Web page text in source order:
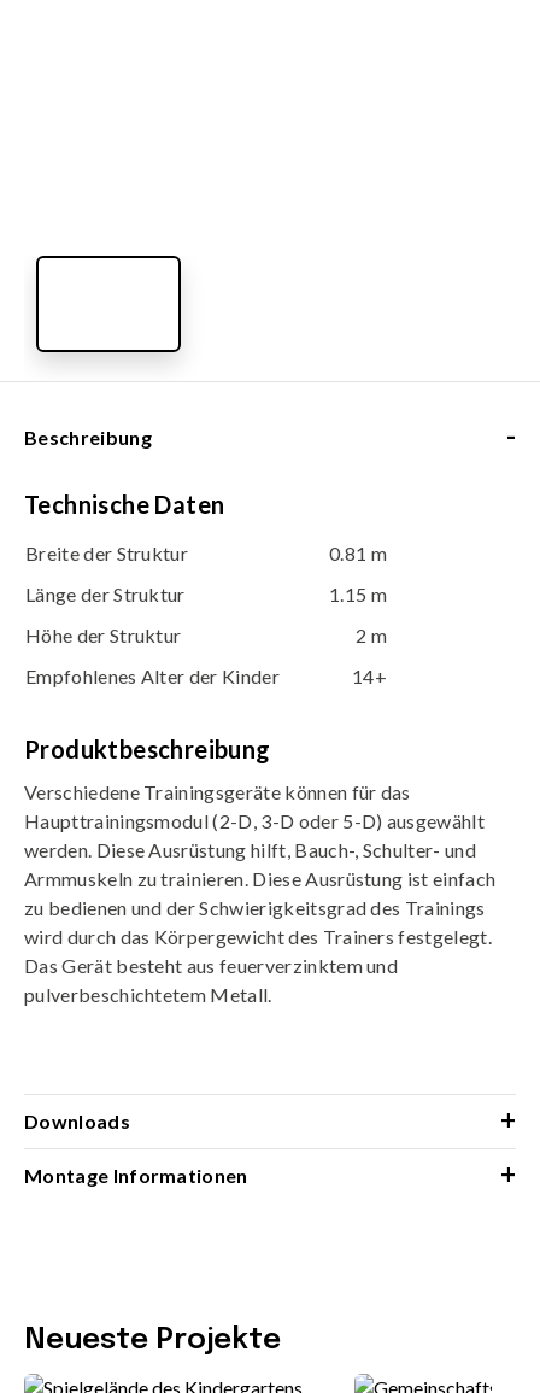
Beschreibung -
Technische Daten
Breite der Struktur
0.81 m
Länge der Struktur
1.15 m
Höhe der Struktur
2 m
Empfohlenes Alter der Kinder
14+
Produktbeschreibung
Verschiedene Trainingsgeräte können für das
Haupttrainingsmodul (2-D, 3-D oder 5-D) ausgewählt
werden. Diese Ausrüstung hilft, Bauch-, Schulter- und
Armmuskeln zu trainieren. Diese Ausrüstung ist einfach
zu bedienen und der Schwierigkeitsgrad des Trainings
wird durch das Körpergewicht des Trainers festgelegt.
Das Gerät besteht aus feuerverzinktem und
pulverbeschichtetem Metall.
Downloads +
Montage Informationen +
Neueste Projekte